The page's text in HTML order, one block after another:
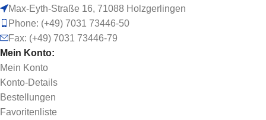
Max-Eyth-Straße 16, 71088 Holzgerlingen
Phone: (+49) 7031 73446-50
Fax: (+49) 7031 73446-79
Mein Konto:
Mein Konto
Konto-Details
Bestellungen
Favoritenliste